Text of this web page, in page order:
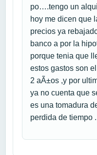
po….tengo un
hoy me dicen que
precios ya
banco a por la
porque tenia que
estos gastos son
2 aÃ±os ,y por
ya no cuenta que
es una tomadura
perdida de tiempo .